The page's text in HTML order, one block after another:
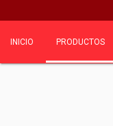
INICIO PRODUCTOS